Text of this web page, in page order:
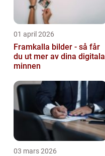
01 april 2026
Framkalla bilder - så får
du ut mer av dina digitala
minnen
03 mars 2026